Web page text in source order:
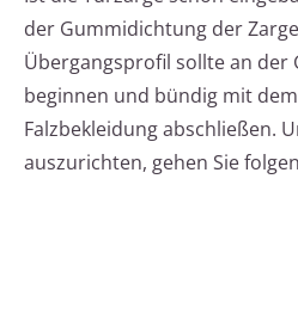
der Gummidichtung der
Übergangsprofil sollte an der
beginnen und bündig mit
Falzbekleidung abschließen.
auszurichten, gehen Sie